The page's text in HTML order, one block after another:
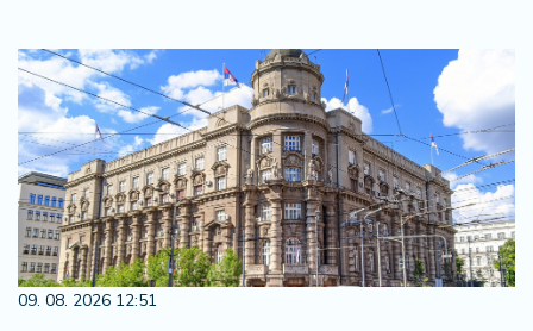
09. 08. 2026 12:51